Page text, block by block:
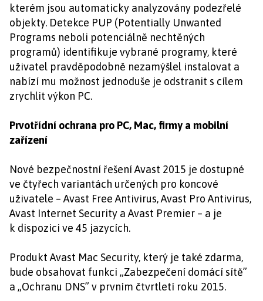
kterém jsou automaticky analyzovány podezřelé
objekty. Detekce PUP (Potentially Unwanted
Programs neboli potenciálně nechtěných
programů) identifikuje vybrané programy, které
uživatel pravděpodobně nezamýšlel instalovat a
nabízí mu možnost jednoduše je odstranit s cílem
zrychlit výkon PC.
Prvotřídní ochrana pro PC, Mac, firmy a mobilní
zařízení
Nové bezpečnostní řešení Avast 2015 je dostupné
ve čtyřech variantách určených pro koncové
uživatele – Avast Free Antivirus, Avast Pro Antivirus,
Avast Internet Security a Avast Premier – a je
k dispozici ve 45 jazycích.
Produkt Avast Mac Security, který je také zdarma,
bude obsahovat funkci „Zabezpečení domácí sítě”
a „Ochranu DNS” v prvním čtvrtletí roku 2015.